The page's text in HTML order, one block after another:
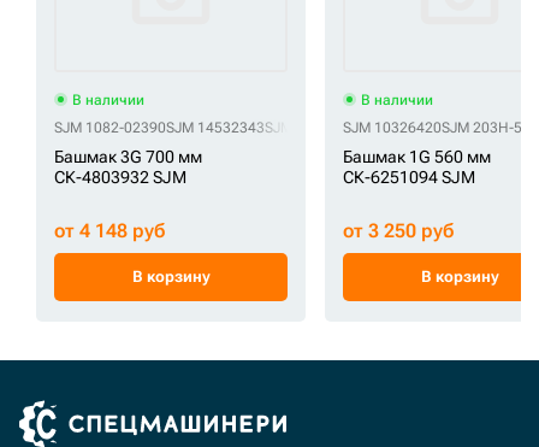
В наличии
SJM 1082-02390SJM 14532343SJM 2053495SJM 20Y-32-11111ASJM
Башмак 3G 700 мм
СК-4803932 SJM
от 4 148 руб
В корзину
В наличии
SJM 10326420SJM 203H-560
Башмак 1G 560 мм
СК-6251094 SJM
от 3 250 руб
В корзину